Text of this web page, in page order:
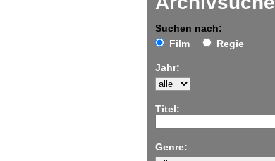
Suchen nach:
Film
Regie
Jahr:
Titel:
Genre: